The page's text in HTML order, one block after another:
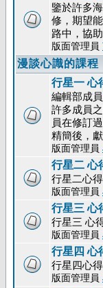
鑒於許多
修，期望
路中，協
版面管理員
漫談心識的課程
行星一 心
編輯部成
許多成員
員在修訂
精簡後，
版面管理員
行星二 心
行星二心
版面管理員
行星三 心
行星三 心
版面管理員
行星四 心
行星四心
版面管理員